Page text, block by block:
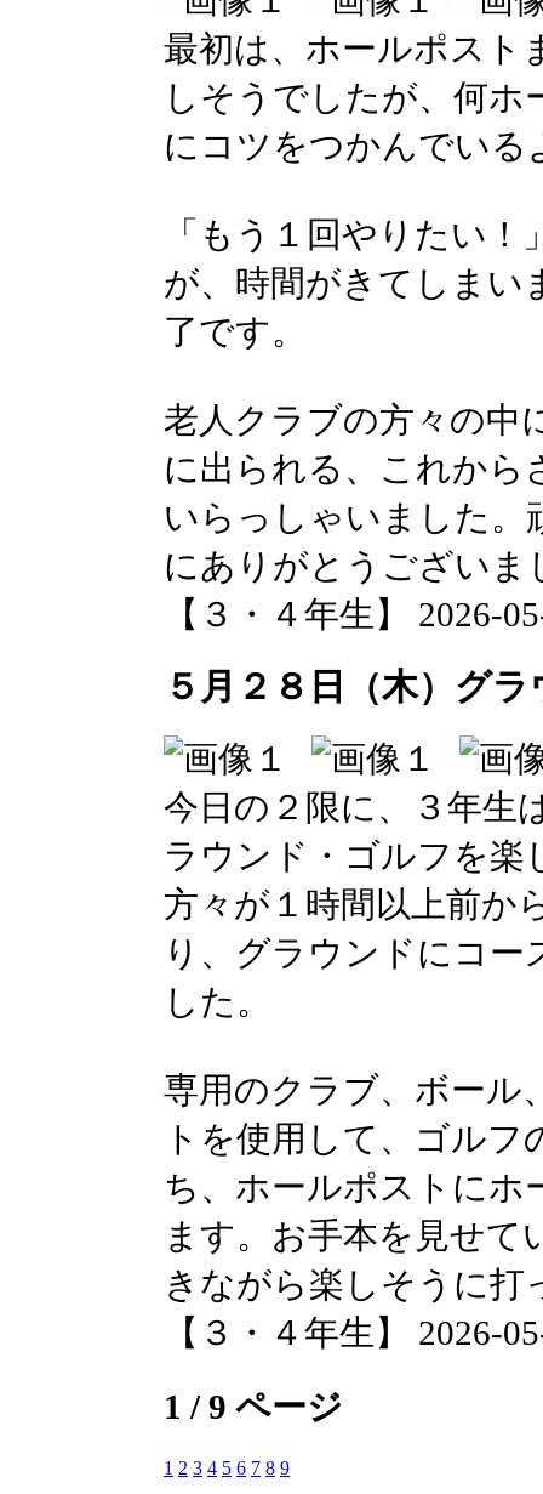
最初は、ホールポスト
しそうでしたが、何
にコツをつかんでいる
「もう１回やりたい
が、時間がきてしまい
了です。
老人クラブの方々の中
に出られる、これから
いらっしゃいました
にありがとうございま
【３・４年生】 2026-
５月２８日（木）グ
今日の２限に、３年生
ラウンド・ゴルフを楽
方々が１時間以上前か
り、グラウンドにコ
した。
専用のクラブ、ボール
トを使用して、ゴル
ち、ホールポストにホ
ます。お手本を見せ
きながら楽しそうに打
【３・４年生】 2026-
1 / 9 ページ
1 2 3 4 5 6 7 8 9